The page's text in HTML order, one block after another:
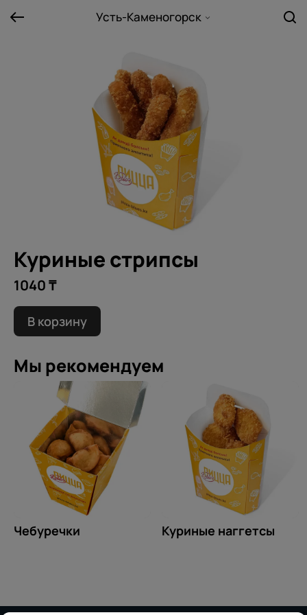
Усть-Каменогорск
Куриные стрипсы
1040 ₸
В корзину
Мы рекомендуем
Чебуречки Куриные наггетсы